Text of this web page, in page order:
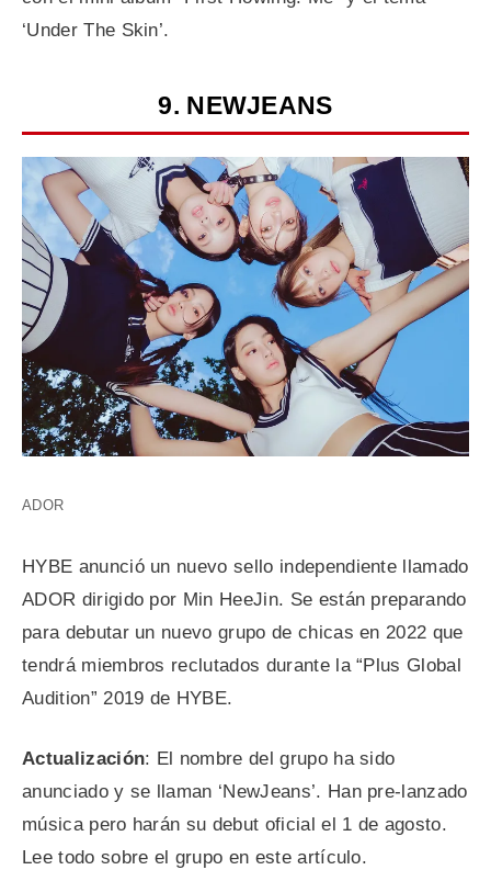
‘Under The Skin’.
9. NEWJEANS
ADOR
HYBE anunció un nuevo sello independiente llamado
ADOR dirigido por Min HeeJin. Se están preparando
para debutar un nuevo grupo de chicas en 2022 que
tendrá miembros reclutados durante la “Plus Global
Audition” 2019 de HYBE.
Actualización: El nombre del grupo ha sido
anunciado y se llaman ‘NewJeans’. Han pre-lanzado
música pero harán su debut oficial el 1 de agosto.
Lee todo sobre el grupo en este artículo.